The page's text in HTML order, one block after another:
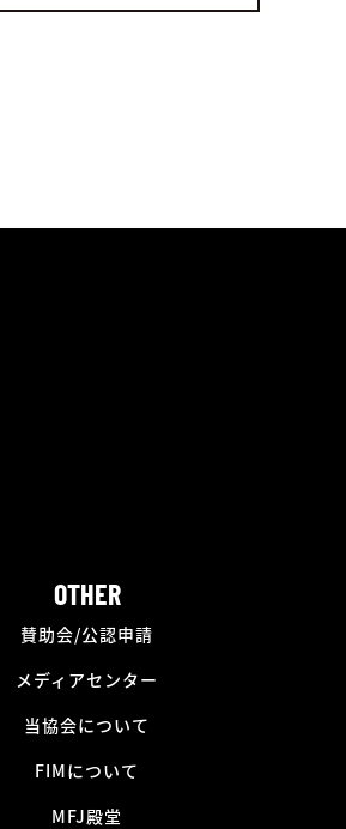
OTHER
賛助会/公認申請
メディアセンター
当協会について
FIMについて
MFJ殿堂